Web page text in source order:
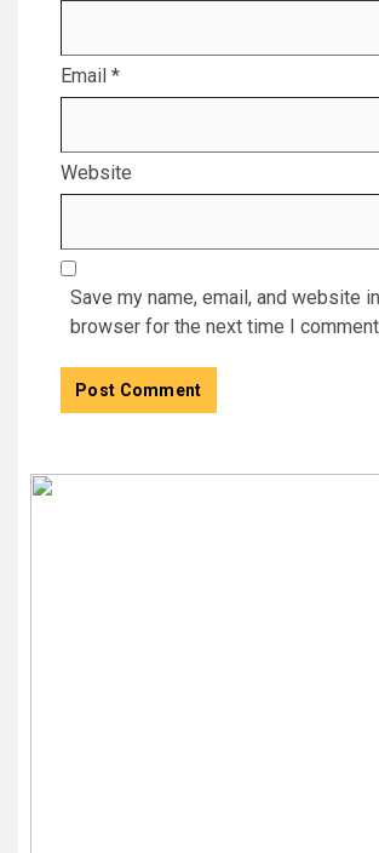
Email *
Website
Save my name, email, and website
browser for the next time I